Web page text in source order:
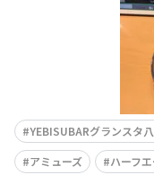
YEBISUBARグランスタ
アミューズ
ハーフ